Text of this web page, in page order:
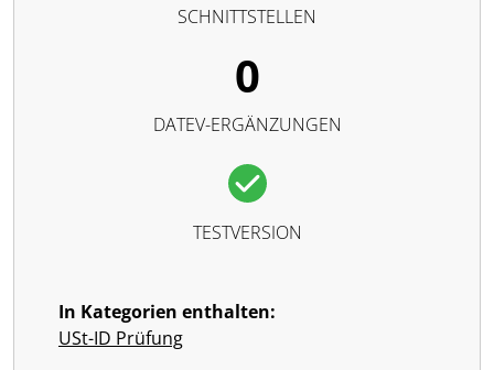
SCHNITTSTELLEN
0
DATEV-ERGÄNZUNGEN
TESTVERSION
In Kategorien enthalten:
USt-ID Prüfung